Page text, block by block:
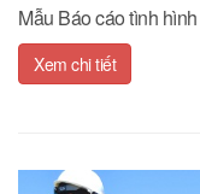
Mẫu Báo cáo tình
Xem chi tiết